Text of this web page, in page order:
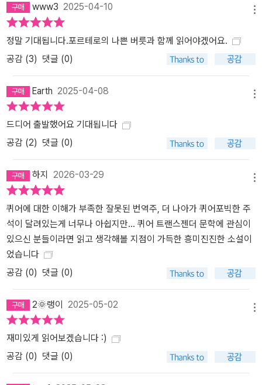
www3 2025-04-10
정말 기대됩니다.포르테로의 나쁜 버릇과 함께 읽어야겠어요.
공감 (3) 댓글 (0)
Earth 2025-04-08
드디어 출발했어요 기대됩니다
공감 (2) 댓글 (0)
하지 2026-03-29
퀴어에 대한 이해가 부족한 잘못된 번역주, 더 나아가 퀴어포빅한 주
석이 달려있는게 너무나 아쉽지만… 퀴어 트랜스젠더 문학에 관심이
있으신 분들이라면 읽고 생각해볼 지점이 가득한 흥미진진한 소설이
었습니다
공감 (0) 댓글 (0)
2🌞랭이 2025-05-02
재미있게 읽어보겠습니다 :)
공감 (0) 댓글 (0)